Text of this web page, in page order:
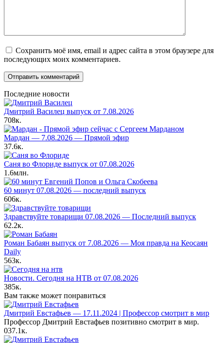
Сохранить моё имя, email и адрес сайта в этом браузере для
последующих моих комментариев.
Последние новости
Дмитрий Василец выпуск от 7.08.2026
708к.
Мардан — 7.08.2026 — Прямой эфир
37.6к.
Саня во Флориде выпуск от 07.08.2026
1.6млн.
60 минут 07.08.2026 — последний выпуск
606к.
Здравствуйте товарищи 07.08.2026 — Последний выпуск
62.2к.
Роман Бабаян выпуск от 7.08.2026 — Моя правда на Кеосаян
Daily
563к.
Новости. Сегодня на НТВ от 07.08.2026
385к.
Вам также может понравиться
Дмитрий Евстафьев — 17.11.2024 | Профессор смотрит в мир
Профессор Дмитрий Евстафьев позитивно смотрит в мир.
037.1к.